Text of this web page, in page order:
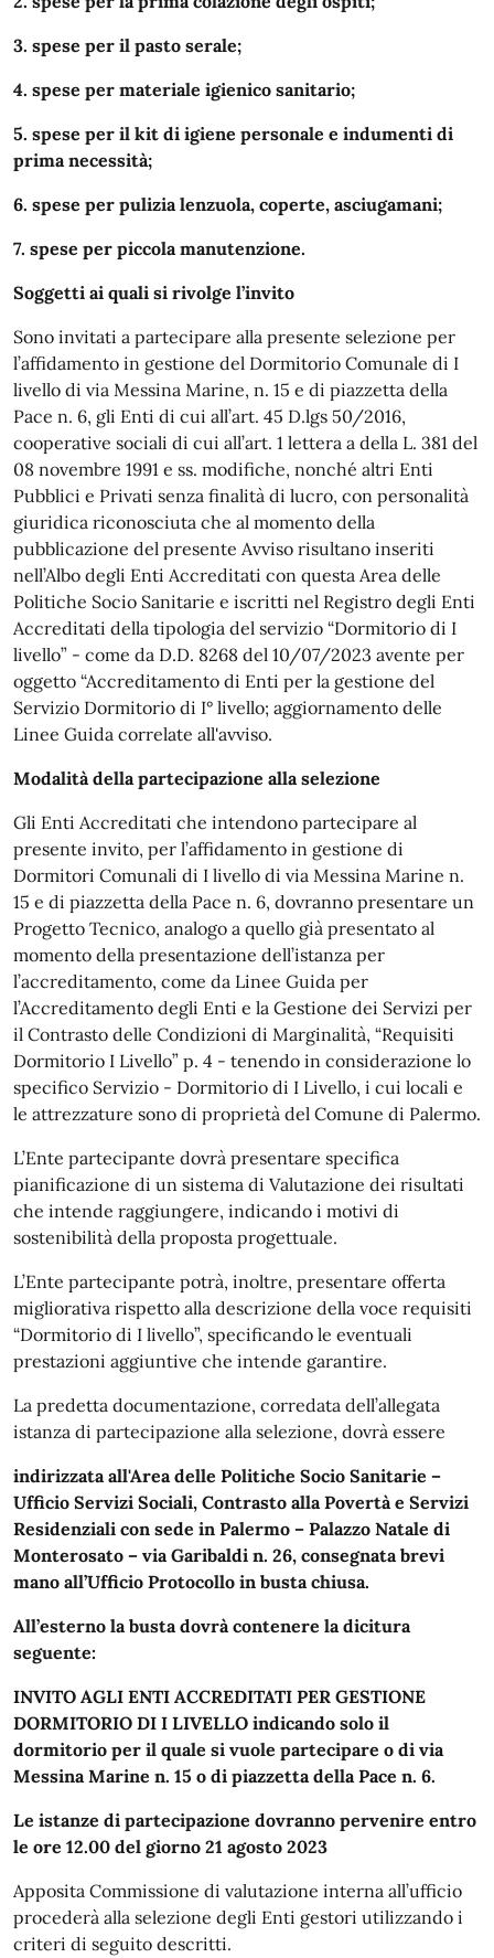
3. spese per il pasto serale;
4. spese per materiale igienico sanitario;
5. spese per il kit di igiene personale e indumenti di
prima necessità;
6. spese per pulizia lenzuola, coperte, asciugamani;
7. spese per piccola manutenzione.
Soggetti ai quali si rivolge l’invito
Sono invitati a partecipare alla presente selezione per
l’affidamento in gestione del Dormitorio Comunale di I
livello di via Messina Marine, n. 15 e di piazzetta della
Pace n. 6, gli Enti di cui all’art. 45 D.lgs 50/2016,
cooperative sociali di cui all’art. 1 lettera a della L. 381 del
08 novembre 1991 e ss. modifiche, nonché altri Enti
Pubblici e Privati senza finalità di lucro, con personalità
giuridica riconosciuta che al momento della
pubblicazione del presente Avviso risultano inseriti
nell’Albo degli Enti Accreditati con questa Area delle
Politiche Socio Sanitarie e iscritti nel Registro degli Enti
Accreditati della tipologia del servizio “Dormitorio di I
livello” - come da D.D. 8268 del 10/07/2023 avente per
oggetto “Accreditamento di Enti per la gestione del
Servizio Dormitorio di I° livello; aggiornamento delle
Linee Guida correlate all'avviso.
Modalità della partecipazione alla selezione
Gli Enti Accreditati che intendono partecipare al
presente invito, per l’affidamento in gestione di
Dormitori Comunali di I livello di via Messina Marine n.
15 e di piazzetta della Pace n. 6, dovranno presentare un
Progetto Tecnico, analogo a quello già presentato al
momento della presentazione dell’istanza per
l’accreditamento, come da Linee Guida per
l’Accreditamento degli Enti e la Gestione dei Servizi per
il Contrasto delle Condizioni di Marginalità, “Requisiti
Dormitorio I Livello” p. 4 - tenendo in considerazione lo
specifico Servizio - Dormitorio di I Livello, i cui locali e
le attrezzature sono di proprietà del Comune di Palermo.
L’Ente partecipante dovrà presentare specifica
pianificazione di un sistema di Valutazione dei risultati
che intende raggiungere, indicando i motivi di
sostenibilità della proposta progettuale.
L’Ente partecipante potrà, inoltre, presentare offerta
migliorativa rispetto alla descrizione della voce requisiti
“Dormitorio di I livello”, specificando le eventuali
prestazioni aggiuntive che intende garantire.
La predetta documentazione, corredata dell’allegata
istanza di partecipazione alla selezione, dovrà essere
indirizzata all'Area delle Politiche Socio Sanitarie –
Ufficio Servizi Sociali, Contrasto alla Povertà e Servizi
Residenziali con sede in Palermo – Palazzo Natale di
Monterosato – via Garibaldi n. 26, consegnata brevi
mano all’Ufficio Protocollo in busta chiusa.
All’esterno la busta dovrà contenere la dicitura
seguente:
INVITO AGLI ENTI ACCREDITATI PER GESTIONE
DORMITORIO DI I LIVELLO indicando solo il
dormitorio per il quale si vuole partecipare o di via
Messina Marine n. 15 o di piazzetta della Pace n. 6.
Le istanze di partecipazione dovranno pervenire entro
le ore 12.00 del giorno 21 agosto 2023
Apposita Commissione di valutazione interna all’ufficio
procederà alla selezione degli Enti gestori utilizzando i
criteri di seguito descritti.